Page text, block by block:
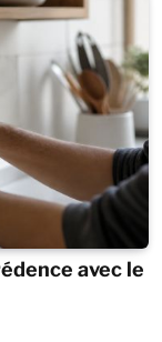
avec le